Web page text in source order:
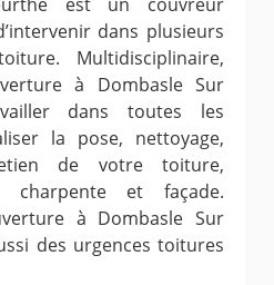
dans plusieurs
Multidisciplinaire,
à Dombasle Sur
dans toutes les
la pose, nettoyage,
de votre toiture,
et façade.
à Dombasle Sur
des urgences toitures